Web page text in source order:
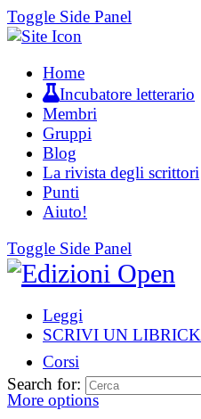
Toggle Side Panel
Home
Incubatore letterario
Membri
Gruppi
Blog
La rivista degli scrittori
Punti
Aiuto!
Toggle Side Panel
Leggi
SCRIVI UN LIBRICK
Corsi
More options
Search for: